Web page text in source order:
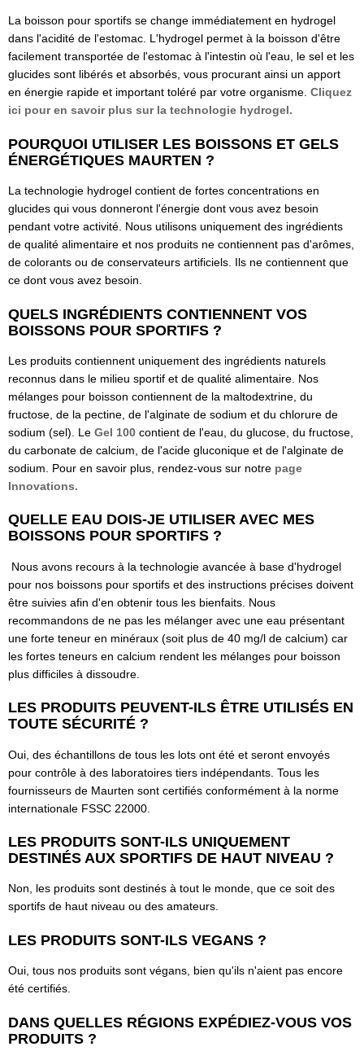
La boisson pour sportifs se change immédiatement en hydrogel
dans l'acidité de l'estomac. L'hydrogel permet à la boisson d'être
facilement transportée de l'estomac à l'intestin où l'eau, le sel et les
glucides sont libérés et absorbés, vous procurant ainsi un apport
en énergie rapide et important toléré par votre organisme. Cliquez
ici pour en savoir plus sur la technologie hydrogel.
POURQUOI UTILISER LES BOISSONS ET GELS
ÉNERGÉTIQUES MAURTEN ?​
La technologie hydrogel contient de fortes concentrations en
glucides qui vous donneront l'énergie dont vous avez besoin
pendant votre activité. Nous utilisons uniquement des ingrédients
de qualité alimentaire et nos produits ne contiennent pas d'arômes,
de colorants ou de conservateurs artificiels. Ils ne contiennent que
ce dont vous avez besoin.
QUELS INGRÉDIENTS CONTIENNENT VOS
BOISSONS POUR SPORTIFS ?​
Les produits contiennent uniquement des ingrédients naturels
reconnus dans le milieu sportif et de qualité alimentaire. Nos
mélanges pour boisson contiennent de la maltodextrine, du
fructose, de la pectine, de l'alginate de sodium et du chlorure de
sodium (sel). Le Gel 100 contient de l'eau, du glucose, du fructose,
du carbonate de calcium, de l'acide gluconique et de l'alginate de
sodium. Pour en savoir plus, rendez-vous sur notre page
Innovations.
QUELLE EAU DOIS-JE UTILISER AVEC MES
BOISSONS POUR SPORTIFS ?
Nous avons recours à la technologie avancée à base d'hydrogel
pour nos boissons pour sportifs et des instructions précises doivent
être suivies afin d'en obtenir tous les bienfaits. Nous
recommandons de ne pas les mélanger avec une eau présentant
une forte teneur en minéraux (soit plus de 40 mg/l de calcium) car
les fortes teneurs en calcium rendent les mélanges pour boisson
plus difficiles à dissoudre.
LES PRODUITS PEUVENT-ILS ÊTRE UTILISÉS EN
TOUTE SÉCURITÉ ?
Oui, des échantillons de tous les lots ont été et seront envoyés
pour contrôle à des laboratoires tiers indépendants. Tous les
fournisseurs de Maurten sont certifiés conformément à la norme
internationale FSSC 22000.
LES PRODUITS SONT-ILS UNIQUEMENT
DESTINÉS AUX SPORTIFS DE HAUT NIVEAU ?
Non, les produits sont destinés à tout le monde, que ce soit des
sportifs de haut niveau ou des amateurs.
LES PRODUITS SONT-ILS VEGANS ?
Oui, tous nos produits sont végans, bien qu'ils n'aient pas encore
été certifiés.
DANS QUELLES RÉGIONS EXPÉDIEZ-VOUS VOS
PRODUITS ?